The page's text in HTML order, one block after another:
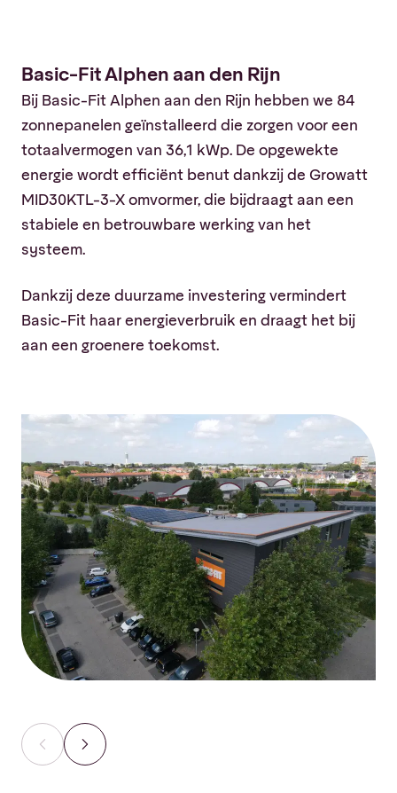
Basic-Fit Alphen aan den Rijn
Bij Basic-Fit Alphen aan den Rijn hebben we 84
zonnepanelen geïnstalleerd die zorgen voor een
totaalvermogen van 36,1 kWp. De opgewekte
energie wordt efficiënt benut dankzij de Growatt
MID30KTL-3-X omvormer, die bijdraagt aan een
stabiele en betrouwbare werking van het
systeem.
Dankzij deze duurzame investering vermindert
Basic-Fit haar energieverbruik en draagt het bij
aan een groenere toekomst.